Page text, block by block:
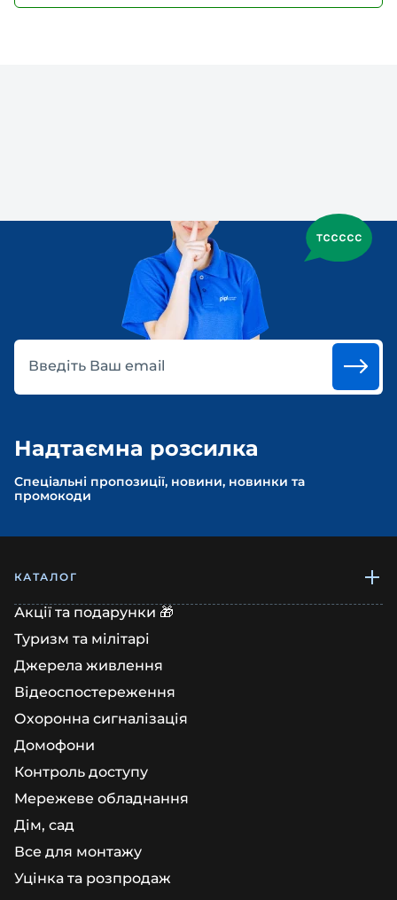
Введіть Ваш email
Надтаємна розсилка
Спеціальні пропозиції, новини, новинки та
промокоди
КАТАЛОГ
Акції та подарунки 🎁
Туризм та мілітарі
Джерела живлення
Відеоспостереження
Охоронна сигналізація
Домофони
Контроль доступу
Мережеве обладнання
Дім, сад
Все для монтажу
Уцінка та розпродаж